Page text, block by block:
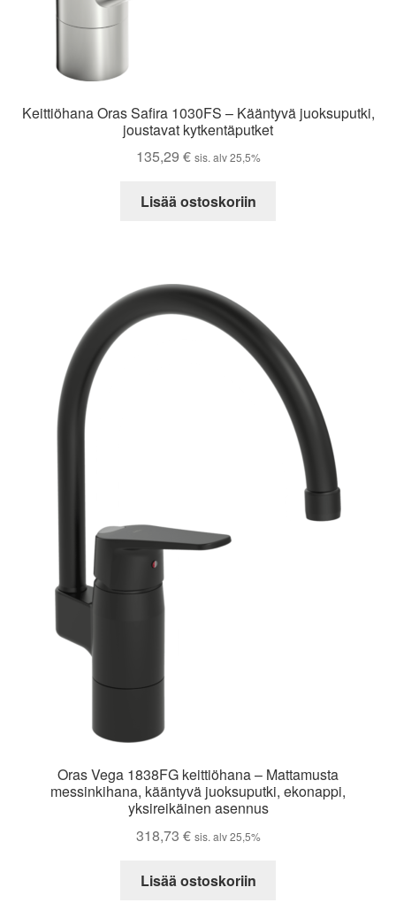
Keittiöhana Oras Safira 1030FS – Kääntyvä juoksuputki,
joustavat kytkentäputket
135,29 € sis. alv 25,5%
Lisää ostoskoriin
Oras Vega 1838FG keittiöhana – Mattamusta
messinkihana, kääntyvä juoksuputki, ekonappi,
yksireikäinen asennus
318,73 € sis. alv 25,5%
Lisää ostoskoriin